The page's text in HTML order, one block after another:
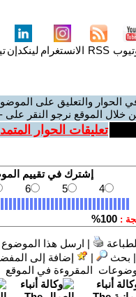
RSS الانستغرام لينكدإن
الحوار والتعليق على
خلال الموقع نرجو النقر على
تعليقات الحوار
| ارسل هذا
| بحث | إضافة إلى
المقروءة في الموقع